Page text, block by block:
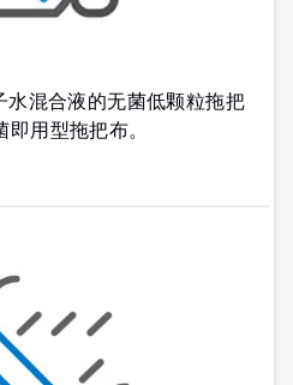
水混合液的无菌低颗粒拖把
用型拖把布。